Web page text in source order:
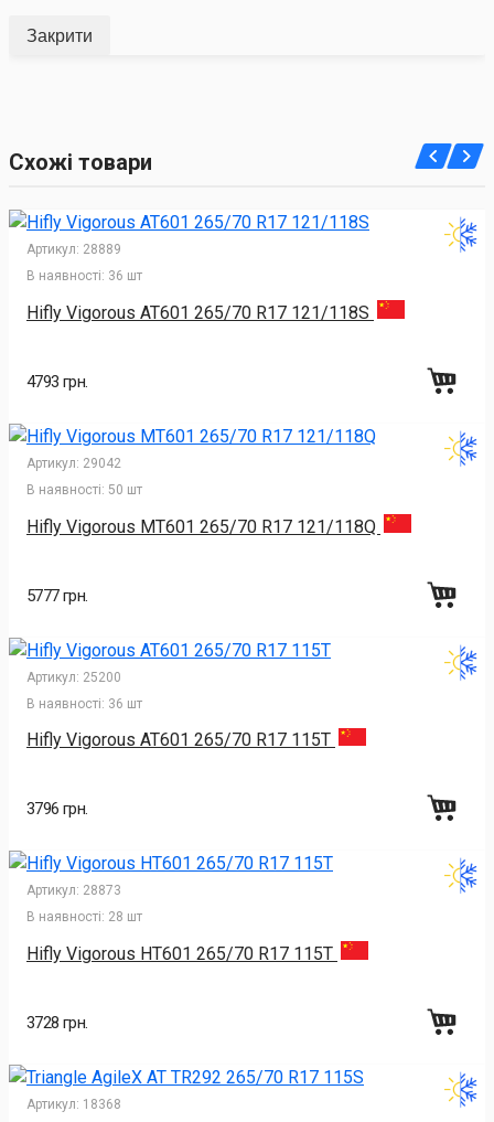
Закрити
Схожі товари
Артикул: 28889
В наявності: 36 шт
Hifly Vigorous AT601 265/70 R17 121/118S
4793 грн.
Артикул: 29042
В наявності: 50 шт
Hifly Vigorous MT601 265/70 R17 121/118Q
5777 грн.
Артикул: 25200
В наявності: 36 шт
Hifly Vigorous AT601 265/70 R17 115T
3796 грн.
Артикул: 28873
В наявності: 28 шт
Hifly Vigorous HT601 265/70 R17 115T
3728 грн.
Артикул: 18368